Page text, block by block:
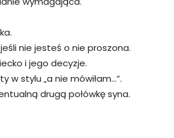
nie jesteś o nie proszona.
i jego decyzje.
w stylu „a nie mówiłam…”.
drugą połówkę syna.